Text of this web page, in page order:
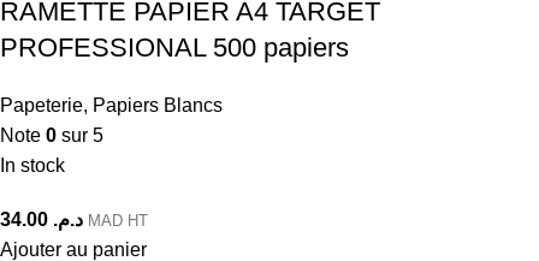
RAMETTE PAPIER A4 TARGET
PROFESSIONAL 500 papiers
Papeterie, Papiers Blancs
Note 0 sur 5
In stock
د.م. MAD HT
Ajouter au panier